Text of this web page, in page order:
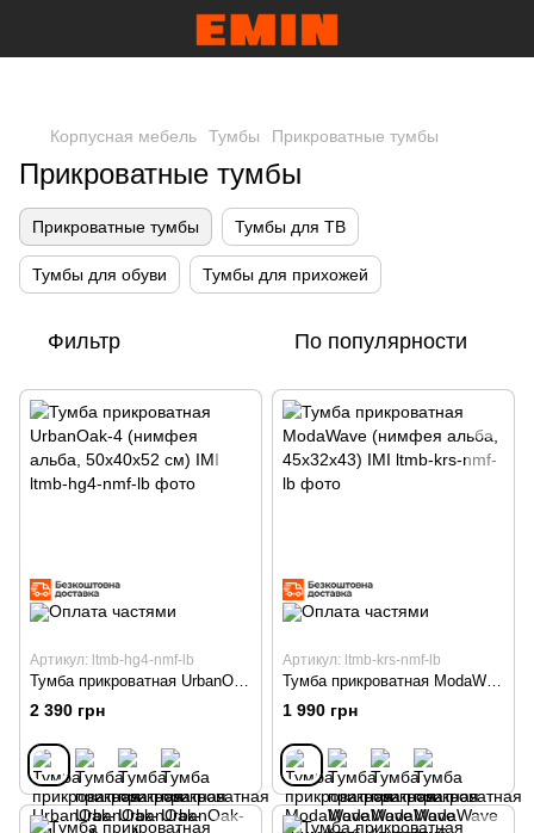
Корпусная мебель Тумбы Прикроватные тумбы
Прикроватные тумбы
Прикроватные тумбы Тумбы для ТВ
Тумбы для обуви Тумбы для прихожей
Фильтр По популярности
Артикул: ltmb-hg4-nmf-lb
Тумба прикроватная UrbanOak-4 (нимфея альба, 50x40x52 см) IMI
2 390 грн
Артикул: ltmb-krs-nmf-lb
Тумба прикроватная ModaWave (нимфея альба, 45х32х43) IMI
1 990 грн